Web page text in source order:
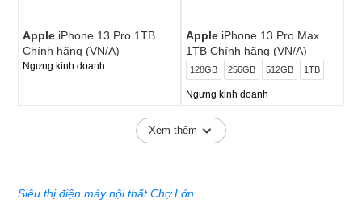
Apple iPhone 13 Pro 1TB
Chính hãng (VN/A)
Ngưng kinh doanh
Apple iPhone 13 Pro Max
1TB Chính hãng (VN/A)
128GB 256GB 512GB 1TB
Ngưng kinh doanh
Xem thêm
Siêu thị điện máy nội thất Chợ Lớn